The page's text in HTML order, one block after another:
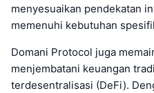
menyesuaikan pendekatan
memenuhi kebutuhan
Domani Protocol juga
menjembatani keuangan
terdesentralisasi (DeFi).